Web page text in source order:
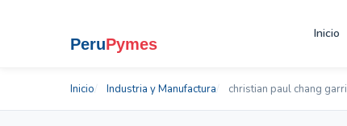
Inicio
Inicio Industria y Manufactura christian paul chang